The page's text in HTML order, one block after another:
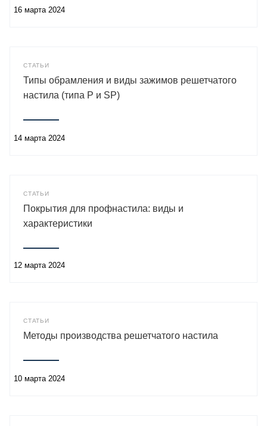
16 марта 2024
СТАТЬИ
Типы обрамления и виды зажимов решетчатого
настила (типа P и SP)
14 марта 2024
СТАТЬИ
Покрытия для профнастила: виды и
характеристики
12 марта 2024
СТАТЬИ
Методы производства решетчатого настила
10 марта 2024